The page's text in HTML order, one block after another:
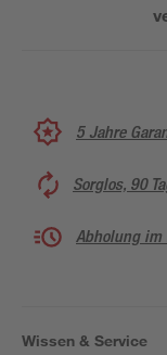
5 Jahre
Sorglos, 90
Abholung im
Wissen & Service